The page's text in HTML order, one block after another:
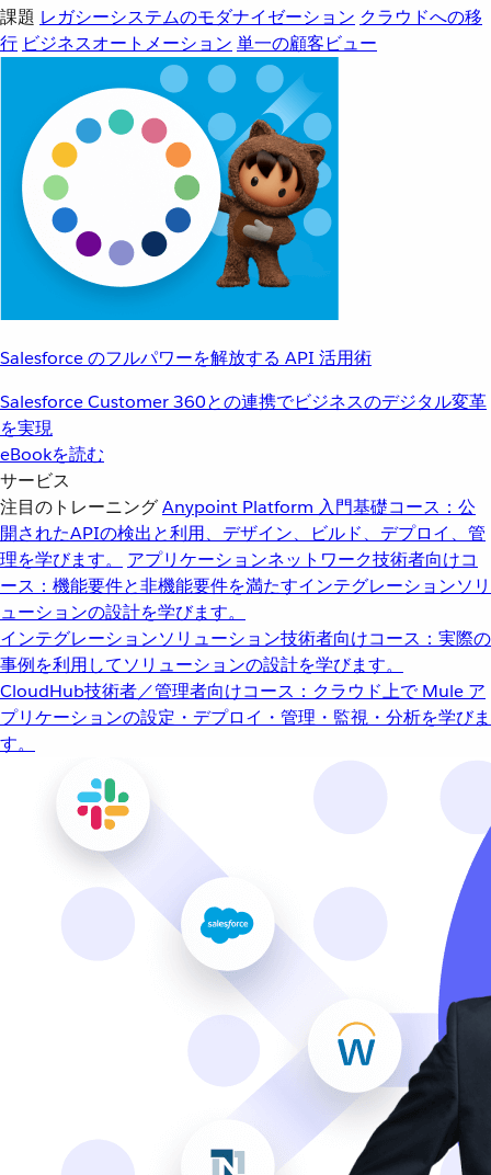
課題 レガシーシステムのモダナイゼーション クラウドへの移
行 ビジネスオートメーション 単一の顧客ビュー
Salesforce のフルパワーを解放する API 活用術
Salesforce Customer 360との連携でビジネスのデジタル変革
を実現
eBookを読む
サービス
注目のトレーニングAnypoint Platform 入門基礎コース：公
開されたAPIの検出と利用、デザイン、ビルド、デプロイ、管
理を学びます。
アプリケーションネットワーク技術者向けコ
ース：機能要件と非機能要件を満たすインテグレーションソリ
ューションの設計を学びます。
インテグレーションソリューション技術者向けコース：実際の
事例を利用してソリューションの設計を学びます。
CloudHub技術者／管理者向けコース：クラウド上で Mule ア
プリケーションの設定・デプロイ・管理・監視・分析を学びま
す。